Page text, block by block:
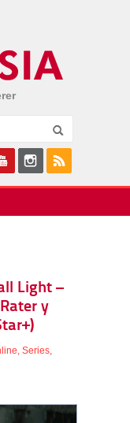
Light –
y
, Series,